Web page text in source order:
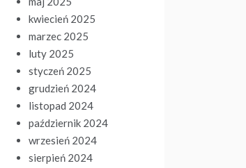
kwiecień 2025
marzec 2025
luty 2025
styczeń 2025
grudzień 2024
listopad 2024
październik 2024
wrzesień 2024
sierpień 2024